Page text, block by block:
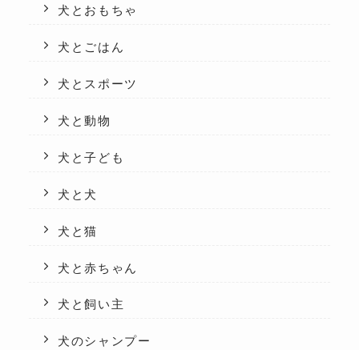
犬とおもちゃ
犬とごはん
犬とスポーツ
犬と動物
犬と子ども
犬と犬
犬と猫
犬と赤ちゃん
犬と飼い主
犬のシャンプー